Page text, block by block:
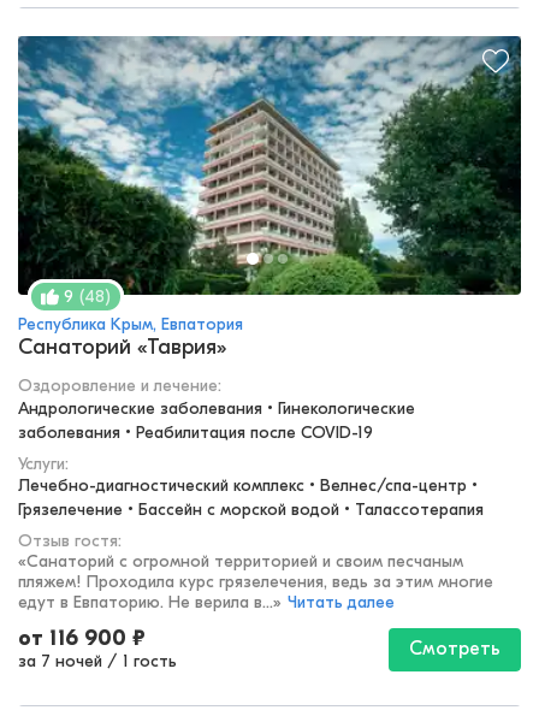
9 (48)
Республика Крым, Евпатория
Санаторий «Таврия»
Оздоровление и лечение:
Андрологические заболевания • Гинекологические
заболевания • Реабилитация после COVID-19
Услуги:
Лечебно-диагностический комплекс • Велнес/спа-центр •
Грязелечение • Бассейн с морской водой • Талассотерапия
Отзыв гостя:
«Санаторий с огромной территорией и своим песчаным
пляжем! Проходила курс грязелечения, ведь за этим многие
едут в Евпаторию. Не верила в...» Читать далее
от 116 900 ₽
за 7 ночей / 1 гость
Смотреть